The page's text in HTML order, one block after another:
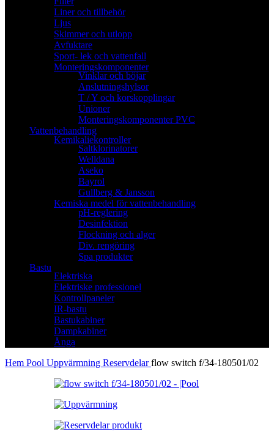
Liner och tillbehör
Ljus
Skimmer och utlopp
Avfuktare
Sport- lek och vattenfall
Monteringskomponenter
Vinklar och böjar
Anslutningshylsor
T / Y och korskopplingar
Unioner
Monteringskomponenter PVC
Vattenbehandling
Kemikaliekontroller
Saltklorinatorer
Welldana
Aseko
Bayrol
Gullberg & Jansson
Kemiska medel för vattenbehandling
pH-reglering
Desinfektion
Flockning och alger
Div. rengöring
Spa produkter
Bastu
Elektriska
Elektriske professionel
Kontrollpaneler
IR-bastu
Bastukabiner
Dampkabiner
Ånga
Hem Pool Uppvärmning Reservdelarflow switch f/34-180501/02